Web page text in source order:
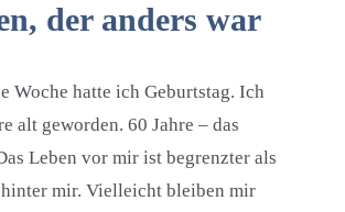
der anders war
Woche hatte ich Geburtstag. Ich
alt geworden. 60 Jahre – das
Leben vor mir ist begrenzter als
hinter mir. Vielleicht bleiben mir